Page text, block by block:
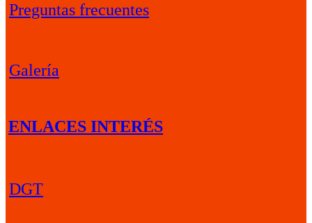
Preguntas frecuentes
Galería
ENLACES INTERÉS
DGT